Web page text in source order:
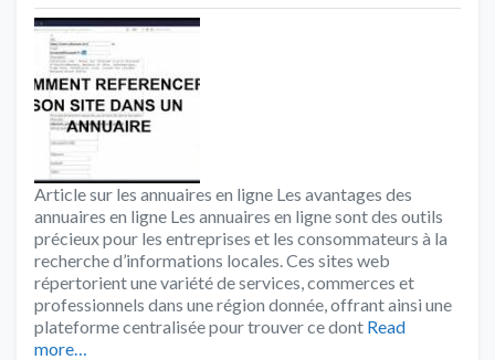
Article sur les annuaires en ligne Les avantages des
annuaires en ligne Les annuaires en ligne sont des outils
précieux pour les entreprises et les consommateurs à la
recherche d’informations locales. Ces sites web
répertorient une variété de services, commerces et
professionnels dans une région donnée, offrant ainsi une
plateforme centralisée pour trouver ce dont Read
more…